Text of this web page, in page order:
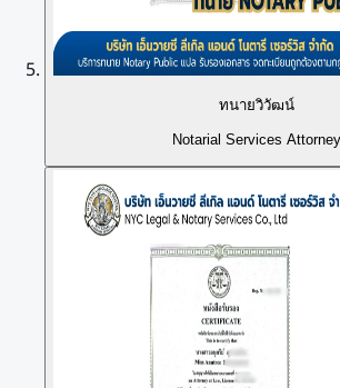
ทนายวิวัฒน์
Notarial Services Attorney